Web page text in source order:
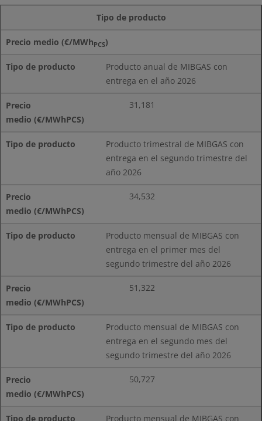
Tipo de producto
Precio medio (€/MWhPCS)
Producto anual de MIBGAS con
entrega en el año 2026
31,181
Producto trimestral de MIBGAS con
entrega en el segundo trimestre del
año 2026
34,532
Producto mensual de MIBGAS con
entrega en el primer mes del
segundo trimestre del año 2026
51,322
Producto mensual de MIBGAS con
entrega en el segundo mes del
segundo trimestre del año 2026
50,727
Producto mensual de MIBGAS con